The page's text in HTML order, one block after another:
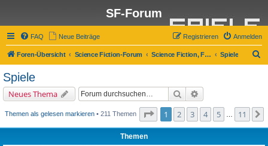
SF-Forum
FAQ Neue Beiträge Anmelden
Registrieren
Foren-Übersicht Science Fiction-Forum Science Fiction, Fantasy und Co. Spiele
Spiele
Neues Thema Suche
Themen als gelesen markieren• 211 Themen Seite von
1 2 3 4 5 11
Themen